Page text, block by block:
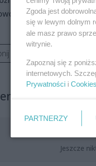
monologi
Jeszcze
Zgoda jest
się w lewym dolnym
ale masz prawo
witrynie.
Zapoznaj się z
internetowych.
Prywatności i Cookies
PARTNERZY